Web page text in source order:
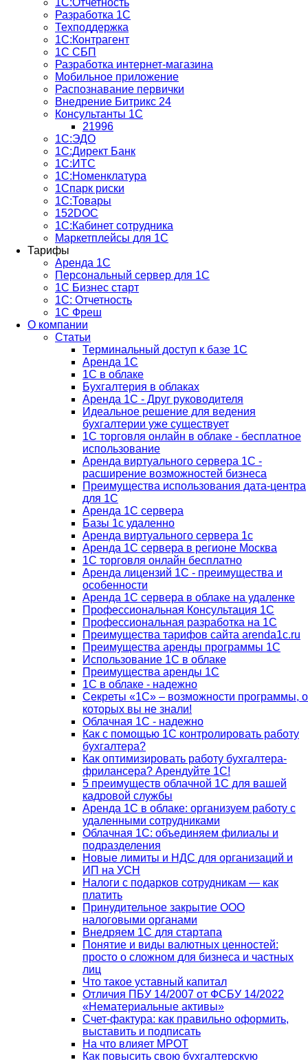
1С:Отчетность
Разработка 1С
Техподдержка
1С:Контрагент
1С СБП
Разработка интернет-магазина
Мобильное приложение
Распознавание первички
Внедрение Битрикс 24
Консультанты 1С
21996
1С:ЭДО
1С:Директ Банк
1С:ИТС
1С:Номенклатура
1Спарк риски
1С:Товары
152DOC
1С:Кабинет сотрудника
Маркетплейсы для 1С
Тарифы
Аренда 1С
Персональный сервер для 1С
1С Бизнес старт
1С: Отчетность
1C Фреш
О компании
Статьи
Терминальный доступ к базе 1С
Аренда 1С
1С в облаке
Бухгалтерия в облаках
Аренда 1С - Друг руководителя
Идеальное решение для ведения
бухгалтерии уже существует
1С торговля онлайн в облаке - бесплатное
использование
Аренда виртуального сервера 1С -
расширение возможностей бизнеса
Преимущества использования дата-центра
для 1С
Аренда 1С сервера
Базы 1с удаленно
Аренда виртуального сервера 1с
Аренда 1С сервера в регионе Москва
1С торговля онлайн бесплатно
Аренда лицензий 1С - преимущества и
особенности
Аренда 1С сервера в облаке на удаленке
Профессиональная Консультация 1С
Профессиональная разработка на 1С
Преимущества тарифов сайта arenda1c.ru
Преимущества аренды программы 1С
Использование 1С в облаке
Преимущества аренды 1С
1С в облаке - надежно
Секреты «1С» – возможности программы, о
которых вы не знали!
Облачная 1С - надежно
Как с помощью 1С контролировать работу
бухгалтера?
Как оптимизировать работу бухгалтера-
фрилансера? Арендуйте 1С!
5 преимуществ облачной 1С для вашей
кадровой службы
Аренда 1С в облаке: организуем работу с
удаленными сотрудниками
Облачная 1С: объединяем филиалы и
подразделения
Новые лимиты и НДС для организаций и
ИП на УСН
Налоги с подарков сотрудникам — как
платить
Принудительное закрытие ООО
налоговыми органами
Внедряем 1С для стартапа
Понятие и виды валютных ценностей:
просто о сложном для бизнеса и частных
лиц
Что такое уставный капитал
Отличия ПБУ 14/2007 от ФСБУ 14/2022
«Нематериальные активы»
Счет-фактура: как правильно оформить,
выставить и подписать
На что влияет МРОТ
Как повысить свою бухгалтерскую